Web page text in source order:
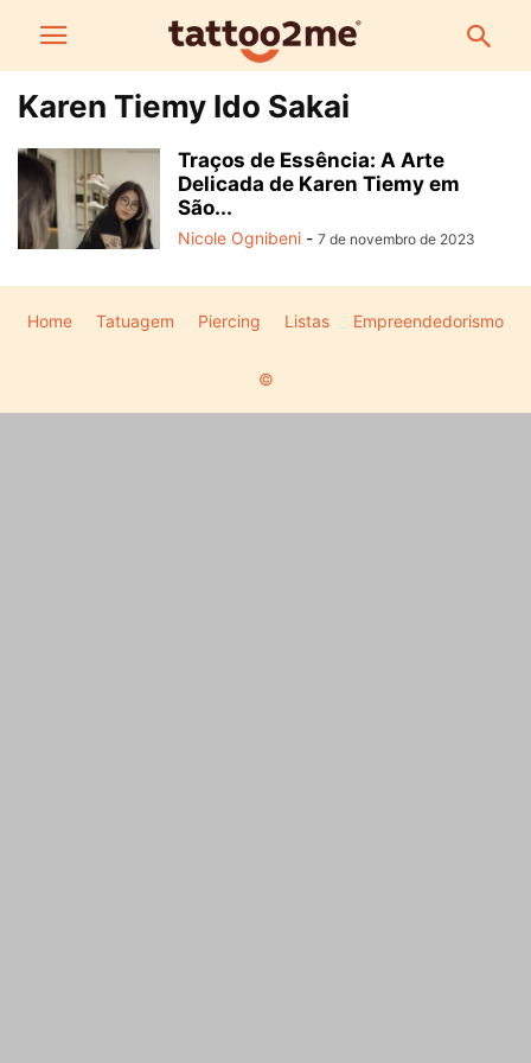
Karen Tiemy Ido Sakai
Traços de Essência: A Arte
Delicada de Karen Tiemy em
São...
Nicole Ognibeni - 7 de novembro de 2023
Home Tatuagem Piercing Listas Empreendedorismo
©